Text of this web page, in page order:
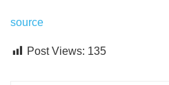
source
Post Views: 135